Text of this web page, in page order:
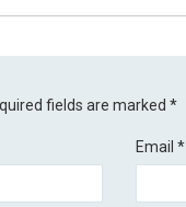
fields are marked*
Email *